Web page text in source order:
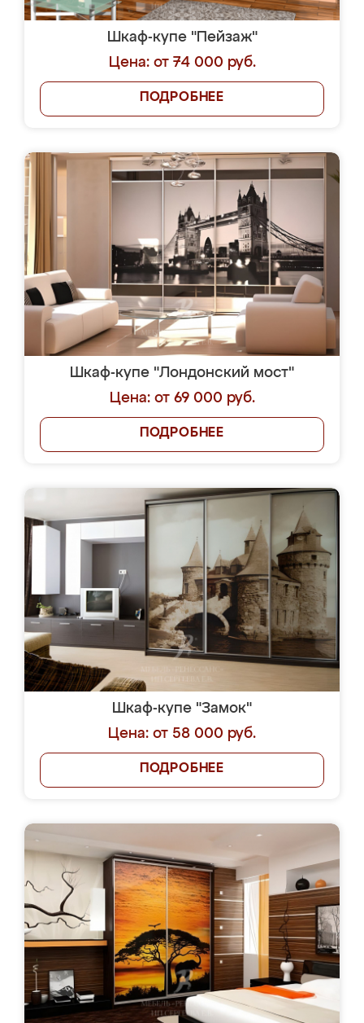
Шкаф-купе "Пейзаж"
Цена: от 74 000 руб.
ПОДРОБНЕЕ
Шкаф-купе "Лондонский мост"
Цена: от 69 000 руб.
ПОДРОБНЕЕ
Шкаф-купе "Замок"
Цена: от 58 000 руб.
ПОДРОБНЕЕ